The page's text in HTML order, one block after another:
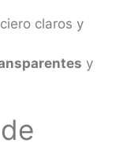
claros y
y